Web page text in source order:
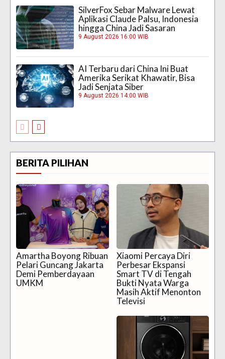
SilverFox Sebar Malware Lewat
Aplikasi Claude Palsu, Indonesia
hingga China Jadi Sasaran
9 August 2026 16:00 WIB
AI Terbaru dari China Ini Buat
Amerika Serikat Khawatir, Bisa
Jadi Senjata Siber
9 August 2026 14:00 WIB
BERITA PILIHAN
Amartha Boyong Ribuan
Pelari Guncang Jakarta
Demi Pemberdayaan
UMKM
Xiaomi Percaya Diri
Perbesar Ekspansi
Smart TV di Tengah
Bukti Nyata Warga
Masih Aktif Menonton
Televisi